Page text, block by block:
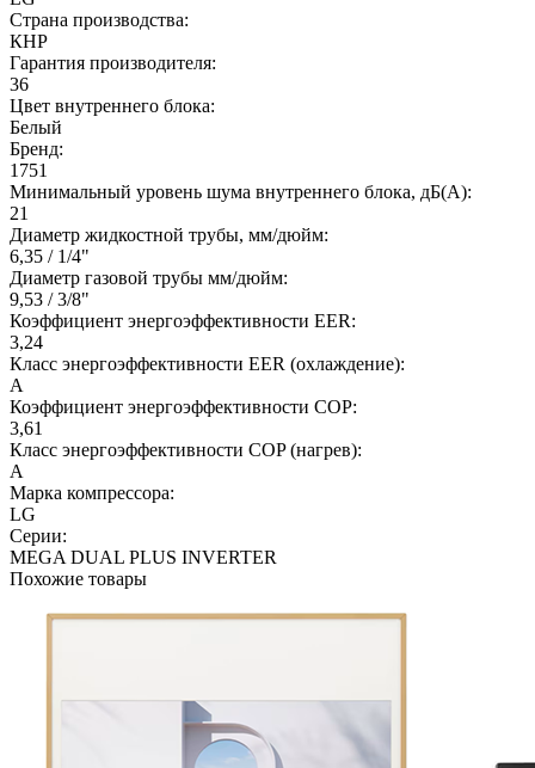
Страна производства:
КНР
Гарантия производителя:
36
Цвет внутреннего блока:
Белый
Бренд:
1751
Минимальный уровень шума внутреннего блока, дБ(А):
21
Диаметр жидкостной трубы, мм/дюйм:
6,35 / 1/4"
Диаметр газовой трубы мм/дюйм:
9,53 / 3/8"
Коэффициент энергоэффективности EER:
3,24
Класс энергоэффективности EER (охлаждение):
A
Коэффициент энергоэффективности COP:
3,61
Класс энергоэффективности COP (нагрев):
A
Марка компрессора:
LG
Серии:
MEGA DUAL PLUS INVERTER
Похожие товары